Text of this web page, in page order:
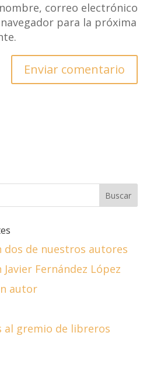
correo electrónico
para la próxima
dos de nuestros autores
Fernández López
autor
al gremio de libreros